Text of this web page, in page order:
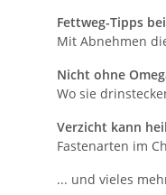
Fettweg-Tipps
Mit Abnehmen
Nicht ohne
Wo sie
Verzicht kann
Fastenarten im
... und vieles